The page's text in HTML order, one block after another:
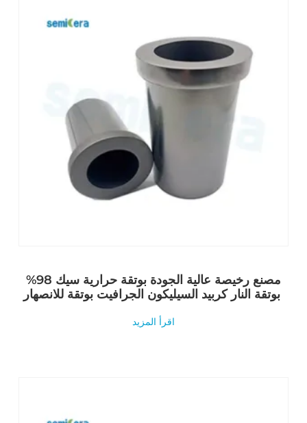
مصنع رخيصة عالية الجودة بوتقة حرارية سيك 98%
اقرأ المزيد